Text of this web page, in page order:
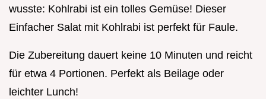
wusste: Kohlrabi ist ein tolles Gemüse! Dieser
Einfacher Salat mit Kohlrabi ist perfekt für Faule.
Die Zubereitung dauert keine 10 Minuten und reicht
für etwa 4 Portionen. Perfekt als Beilage oder
leichter Lunch!